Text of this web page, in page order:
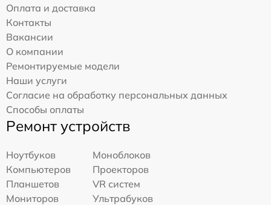
Оплата и доставка
Контакты
Вакансии
О компании
Ремонтируемые модели
Наши услуги
Согласие на обработку персональных данных
Способы оплаты
Ремонт устройств
Ноутбуков
Моноблоков
Компьютеров
Проекторов
Планшетов
VR систем
Мониторов
Ультрабуков